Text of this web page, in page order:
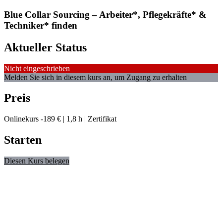
Blue Collar Sourcing – Arbeiter*, Pflegekräfte* &
Techniker* finden
Aktueller Status
Nicht eingeschrieben
Melden Sie sich in diesem kurs an, um Zugang zu erhalten
Preis
Onlinekurs -189 € | 1,8 h | Zertifikat
Starten
Diesen Kurs belegen